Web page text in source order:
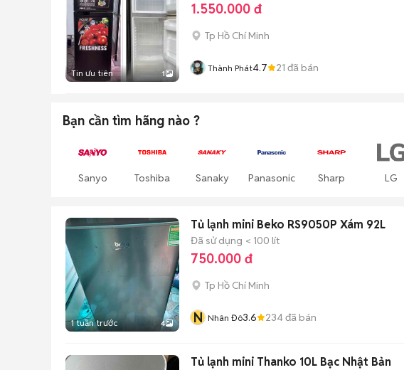
Tin ưu tiên 1
1.550.000 đ
Tp Hồ Chí Minh
Thành Phát4.7 21 đã bán
Bạn cần tìm hãng nào ?
Sanyo Toshiba Sanaky Panasonic Sharp LG
1 tuần trước 4
Tủ lạnh mini Beko RS9050P Xám 92L
Đã sử dụng < 100 lít
750.000 đ
Tp Hồ Chí Minh
N Nhân Đô3.6 234đã bán
Tủ lạnh mini Thanko 10L Bạc Nhật Bản